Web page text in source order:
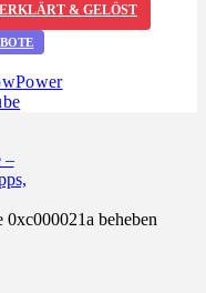
& GELÖST
0xc000021a beheben